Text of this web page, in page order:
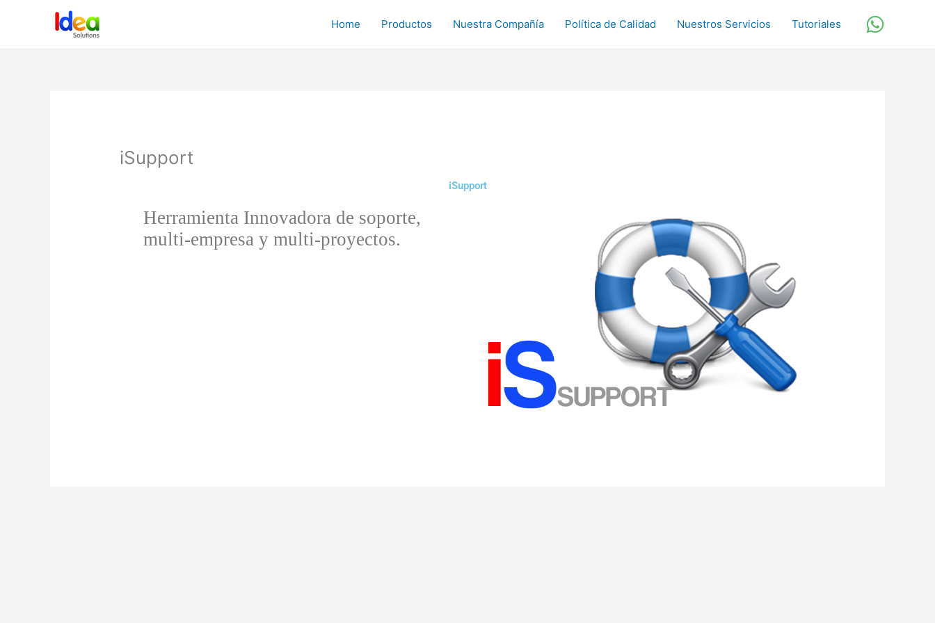
Home Productos Nuestra Compañía Política de Calidad Nuestros Servicios Tutoriales
iSupport
iSupport
Herramienta Innovadora de soporte,
multi-empresa y multi-proyectos.